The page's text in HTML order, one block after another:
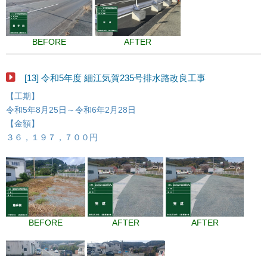
BEFORE AFTER
[13] 令和5年度 細江気賀235号排水路改良工事
【工期】
令和5年8月25日～令和6年2月28日
【金額】
３６，１９７，７００円
BEFORE AFTER AFTER